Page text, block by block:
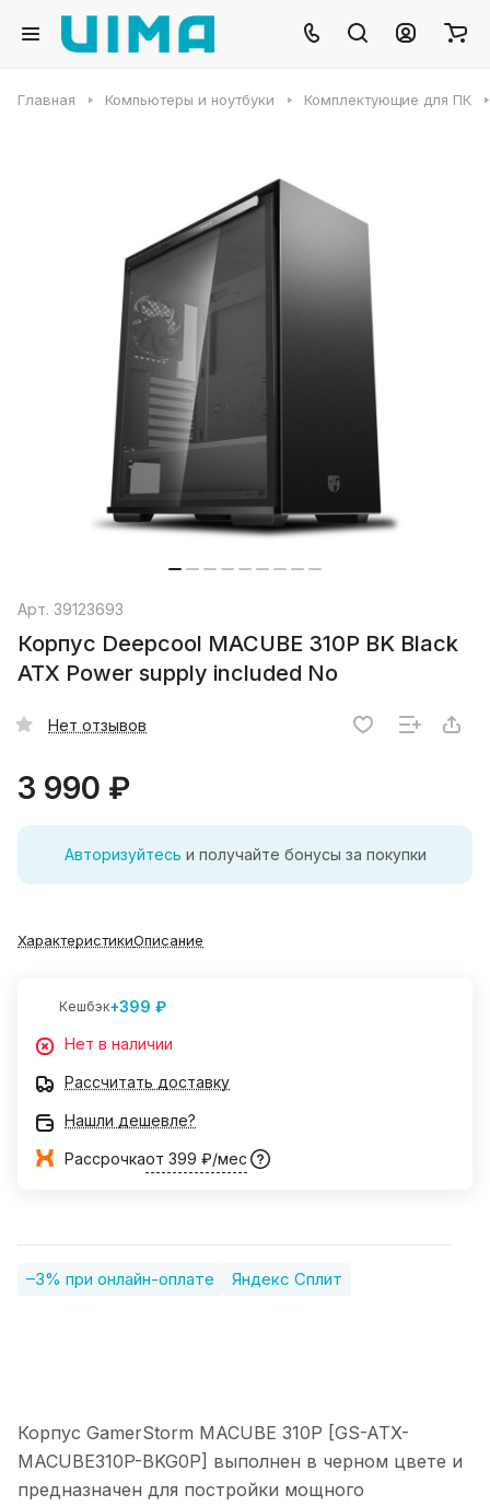
Главная Компьютеры и ноутбуки Комплектующие для ПК
Арт. 39123693
Корпус Deepcool MACUBE 310P BK Black
ATX Power supply included No
Нет отзывов
3 990 ₽
Авторизуйтесь и получайте бонусы за покупки
ХарактеристикиОписание
Кешбэк+399 ₽
Нет в наличии
Рассчитать доставку
Нашли дешевле?
Рассрочкаот 399 ₽/мес
–3% при онлайн-оплате Яндекс Сплит
Корпус GamerStorm MACUBE 310P [GS-ATX-
MACUBE310P-BKG0P] выполнен в черном цвете и
предназначен для постройки мощного